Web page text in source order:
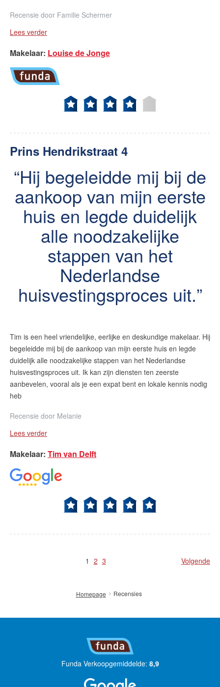
Recensie door Familie Schermer
Lees verder
Makelaar: Louise de Jonge
Prins Hendrikstraat 4
Hij begeleidde mij bij de
aankoop van mijn eerste
huis en legde duidelijk
alle noodzakelijke
stappen van het
Nederlandse
huisvestingsproces uit.
Tim is een heel vriendelijke, eerlijke en deskundige makelaar. Hij
begeleidde mij bij de aankoop van mijn eerste huis en legde
duidelijk alle noodzakelijke stappen van het Nederlandse
huisvestingsproces uit. Ik kan zijn diensten ten zeerste
aanbevelen, vooral als je een expat bent en lokale kennis nodig
heb
Recensie door Melanie
Lees verder
Makelaar: Tim van Delft
1 2 3 Volgende
Homepage Recensies
Funda Verkoopgemiddelde: 8,9